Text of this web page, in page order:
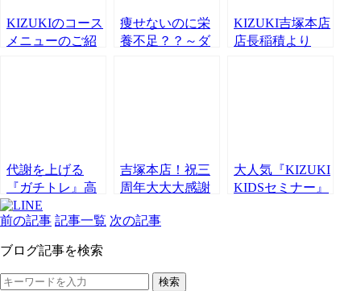
KIZUKIのコース
メニューのご紹
痩せないのに栄
養不足？？～ダ
KIZUKI吉塚本店
店長稲積より
代謝を上げる
『ガチトレ』高
宮開催♫
吉塚本店！祝三
周年大大大感謝
大人気『KIZUKI
KIDSセミナー』
前の記事 記事一覧 次の記事
ブログ記事を検索
検索